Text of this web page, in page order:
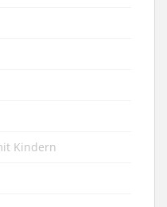
Kindern